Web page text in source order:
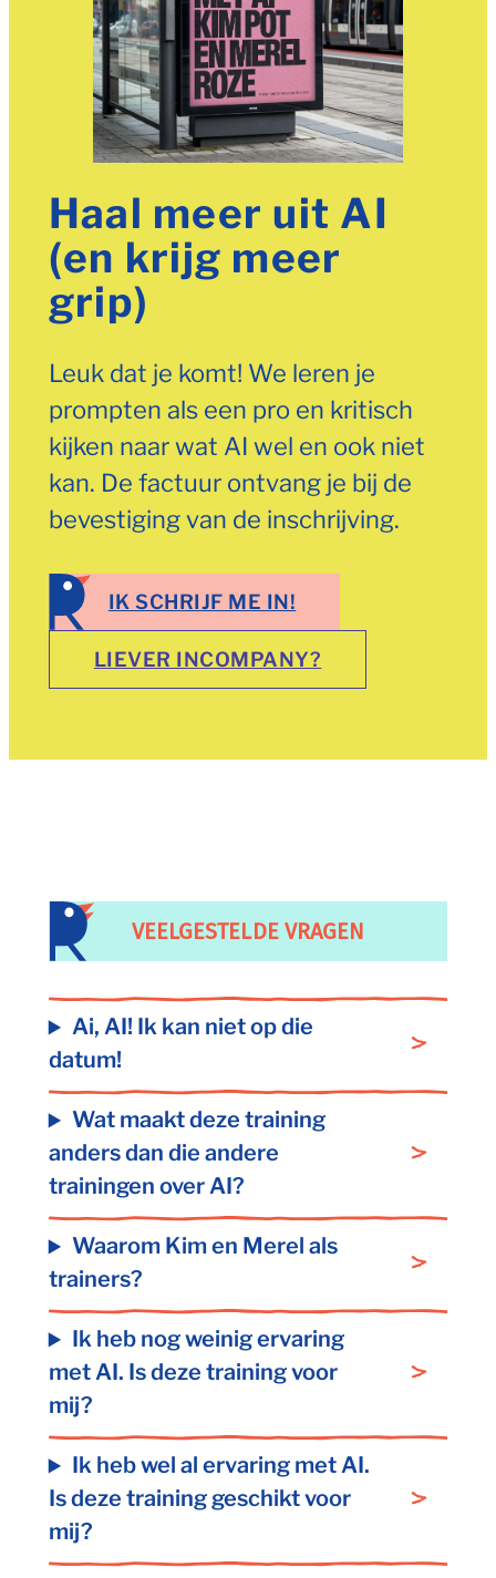
Haal meer uit AI
(en krijg meer
grip)
Leuk dat je komt! We leren je
prompten als een pro en kritisch
kijken naar wat AI wel en ook niet
kan. De factuur ontvang je bij de
bevestiging van de inschrijving.
IK SCHRIJF ME IN!
LIEVER INCOMPANY?
VEELGESTELDE VRAGEN
Ai, AI! Ik kan niet op die
datum!
Wat maakt deze training
anders dan die andere
trainingen over AI?
Waarom Kim en Merel als
trainers?
Ik heb nog weinig ervaring
met AI. Is deze training voor
mij?
Ik heb wel al ervaring met AI.
Is deze training geschikt voor
mij?